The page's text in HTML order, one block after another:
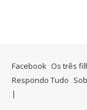
Facebook Os três
Respondo Tudo